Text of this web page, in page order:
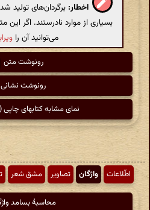
اخطار: برگردان‌های
بسیاری از موارد نادرستند. اگر
می‌توانید آن را
رونوشت متن
رونوشت نشانی
نمای مشابه کتابهای چاپی
اطّلاعات واژگان تصاویر مشق شعر
محاسبهٔ بسامد